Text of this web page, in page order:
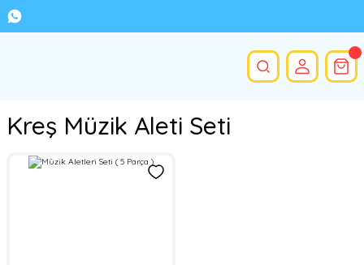
Kreş Müzik Aleti Seti